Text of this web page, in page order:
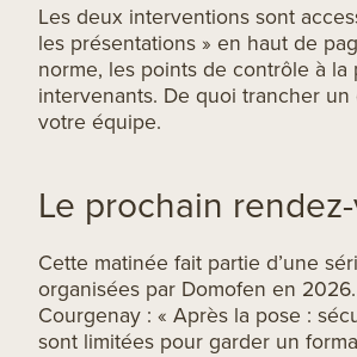
Les deux interventions sont
les présentations » en haut de
norme, les points de contrôle à
intervenants. De quoi trancher
votre équipe.
Le prochain
Cette matinée fait partie d’une
organisées par Domofen en
Courgenay : « Après la pose :
sont limitées pour garder un